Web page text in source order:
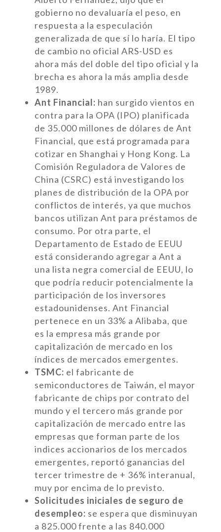
gobierno no devaluaría el peso, en
respuesta a la especulación
generalizada de que sí lo haría. El tipo
de cambio no oficial ARS-USD es
ahora más del doble del tipo oficial y la
brecha es ahora la más amplia desde
1989.
Ant Financial: han surgido vientos en
contra para la OPA (IPO) planificada
de 35.000 millones de dólares de Ant
Financial, que está programada para
cotizar en Shanghai y Hong Kong. La
Comisión Reguladora de Valores de
China (CSRC) está investigando los
planes de distribución de la OPA por
conflictos de interés, ya que muchos
bancos utilizan Ant para préstamos de
consumo. Por otra parte, el
Departamento de Estado de EEUU
está considerando agregar a Ant a
una lista negra comercial de EEUU, lo
que podría reducir potencialmente la
participación de los inversores
estadounidenses. Ant Financial
pertenece en un 33% a Alibaba, que
es la empresa más grande por
capitalización de mercado en los
índices de mercados emergentes.
TSMC: el fabricante de
semiconductores de Taiwán, el mayor
fabricante de chips por contrato del
mundo y el tercero más grande por
capitalización de mercado entre las
empresas que forman parte de los
indices accionarios de los mercados
emergentes, reportó ganancias del
tercer trimestre de + 36% interanual,
muy por encima de lo previsto.
Solicitudes iniciales de seguro de
desempleo: se espera que disminuyan
a 825.000 frente a las 840.000